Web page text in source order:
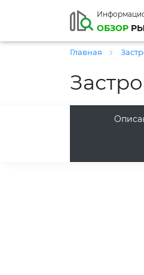
ОБЗОР
Главная